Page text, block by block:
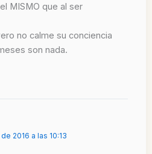
MISMO que al ser
no calme su conciencia
son nada.
2016 a las 10:13